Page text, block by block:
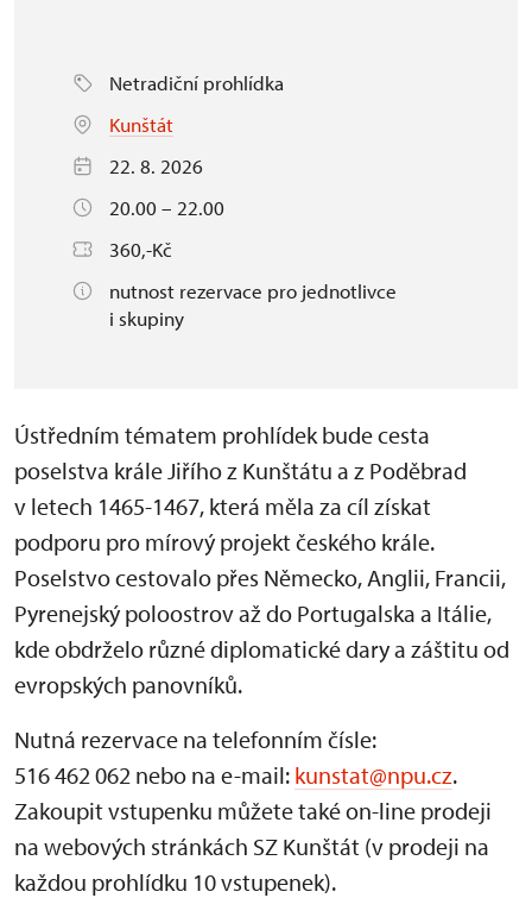
Netradiční prohlídka
Kunštát
22. 8. 2026
20.00 – 22.00
360,-Kč
nutnost rezervace pro jednotlivce
i skupiny
Ústředním tématem prohlídek bude cesta
poselstva krále Jiřího z Kunštátu a z Poděbrad
v letech 1465-1467, která měla za cíl získat
podporu pro mírový projekt českého krále.
Poselstvo cestovalo přes Německo, Anglii, Francii,
Pyrenejský poloostrov až do Portugalska a Itálie,
kde obdrželo různé diplomatické dary a záštitu od
evropských panovníků.
Nutná rezervace na telefonním čísle:
516 462 062 nebo na e-mail: kunstat@npu.cz.
Zakoupit vstupenku můžete také on-line prodeji
na webových stránkách SZ Kunštát (v prodeji na
každou prohlídku 10 vstupenek).